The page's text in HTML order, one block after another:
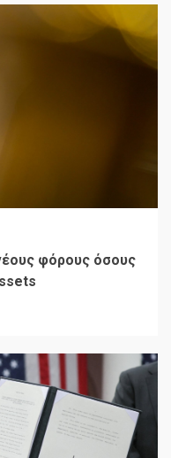
φόρους όσους